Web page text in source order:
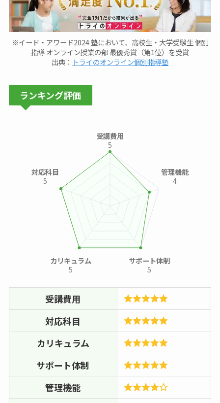
※イード・アワード2024 塾において、高校生・大学受験生 個別
指導 オンライン授業の部 最優秀賞（第1位）を受賞
出典： トライのオンライン個別指導塾
ランキング評価
受講費用
5
対応科目
5
カリキュラム
5
サポート体制
5
管理機能
4
受講費用
対応科目
カリキュラム
サポート体制
管理機能